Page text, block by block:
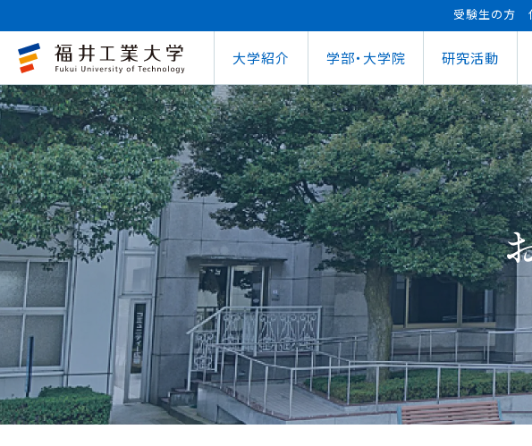
受験生の方
大学紹介
大学概要教育情報の公表
大学概要
教育情報の公表
学びの特色
教員紹介
キャンパス案内
図書館
第62回大学祭
式辞集
学部・大学院
工学部
電気電子情報工学科
機械工学科
建築土木工学科
原子力技術応用工学科
環境学部
環境食品応用化学科
デザイン学科
研究活動
地域連携研究推進センター研究シーズ紹介
地域連携研究推進センター
教育研究業績情報
研究シーズ紹介
研究紀要
外国人研究者招へい・受入れ
自治体との連携FUT公開講座
自治体との連携
FUT公開講座
出前講義・出前実験
未来塾 講演会
科学実験キャラバン
ロボット事業
FUTブラス
スポーツ教室
その他活動
活動レポート
インターナショナルセンターOCPS
海外留学プログラム
インターナショナルセンター
国際交流
海外留学プログラム（OCPS）
文化交流
【重要】海外へ渡航するみなさん
キャリアセンター就職実績
キャリアセンター
就職⽀援プログラム
インターンシップ
就職実績
資格取得
就職⽀援ナビ
企業の方へ
求人・説明会のお申し込み
キャリアセンターとの面談
学費等納⼊⾦在学⽣向け奨学⾦
学費等納⼊⾦
在学⽣向け奨学⾦
受験⽣向け奨学⾦
⽇本学⽣⽀援機構奨学⾦ 給付奨学⾦
⽇本学⽣⽀援機構奨学⾦ 貸与奨学⾦
教
寮・下宿のご案内SSLプロジェクト
学⽣⽣活⽀援室
学習⽀援室
情報メディアセンター
SSLプロジェクト
学⽣保険
医務情報
障害学⽣⽀援
寮・下宿のご案内
クラブ活動支援
学習管理システム（manaba）WEBシラバス
学習管理システム（manaba）
学生ポータルシステム（学外からの接続
WEBシラバス